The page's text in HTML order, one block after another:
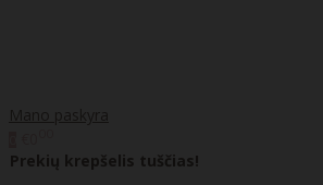
Mano paskyra
Prekių krepšelis tuščias!